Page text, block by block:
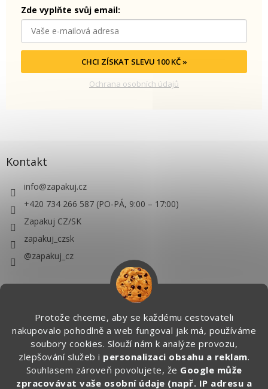
Protože chceme, aby se každému cestovateli
nakupovalo pohodlně a web fungoval jak má, používáme
soubory cookies. Slouží nám k analýze provozu,
zlepšování služeb i personalizaci obsahu a reklam.
Souhlasem zároveň povolujete, že Google může
zpracovávat vaše osobní údaje (např. IP adresu a
Zde vyplňte svůj email:
CHCI ZÍSKAT SLEVU 100 KČ »
Ochrana osobních údajů
Kontakt
info@zapakuj.cz
+420 734 266 587 (PO-PÁ, 9:00 – 17:00)
Zapakuj CZ/SK
zapakuj_czsk
@zapakuj_cz